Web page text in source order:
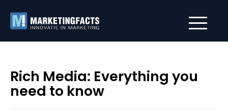
Rich Media: Everything you
need to know